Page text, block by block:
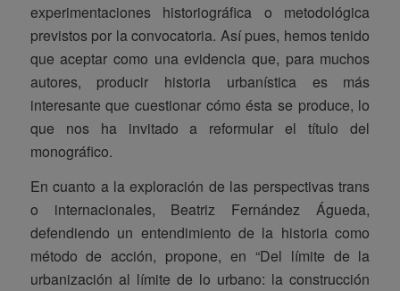
experimentaciones historiográfica o metodológica
previstos por la convocatoria. Así pues, hemos tenido
que aceptar como una evidencia que, para muchos
autores, producir historia urbanística es más
interesante que cuestionar cómo ésta se produce, lo
que nos ha invitado a reformular el título del
monográfico.
En cuanto a la exploración de las perspectivas trans
o internacionales, Beatriz Fernández Águeda,
defendiendo un entendimiento de la historia como
método de acción, propone, en “Del límite de la
urbanización al límite de lo urbano: la construcción